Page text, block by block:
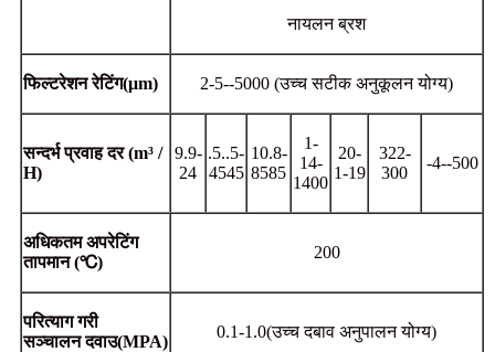
नायलन ब्रश
फिल्टरेशन रेटिंग(μm) 2-5--5000 (उच्च सटीक अनुकूलन योग्य)
सन्दर्भ प्रवाह दर (m³ /
H)
9.9-
24
.5..5-
4545
10.8-
8585
1-
14-
1400
20-
1-19
322-
300
-4--500
अधिकतम अपरेटिंग
तापमान (℃)
200
परित्याग गरी
सञ्चालन दवाउ(MPA)
0.1-1.0(उच्च दबाव अनुपालन योग्य)